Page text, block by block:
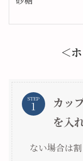
＜
STEP
カッ
を入
ない場合は